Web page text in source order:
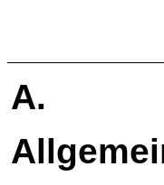
A.